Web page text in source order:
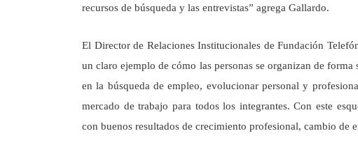
recursos de búsqueda y las entrevistas” agrega Gallardo.
El Director de Relaciones Institucionales de Fundación
un claro ejemplo de cómo las personas se organizan de
en la búsqueda de empleo, evolucionar personal y
mercado de trabajo para todos los integrantes. Con este
con buenos resultados de crecimiento profesional, cambio de